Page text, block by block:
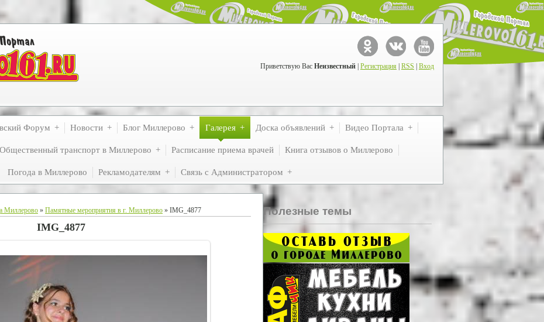
Приветствую Вас Неизвестный Регистрация RSS Вход
Форум Новости Блог Миллерово Галерея Доска объявлений Видео Портала
Общественный транспорт в Миллерово Расписание приема врачей Книга отзывов о Миллерово
Погода в Миллерово Рекламодателям Связь с Администратором
Миллерово » Памятные мероприятия в г. Миллерово » IMG_4877
IMG_4877
Полезные темы